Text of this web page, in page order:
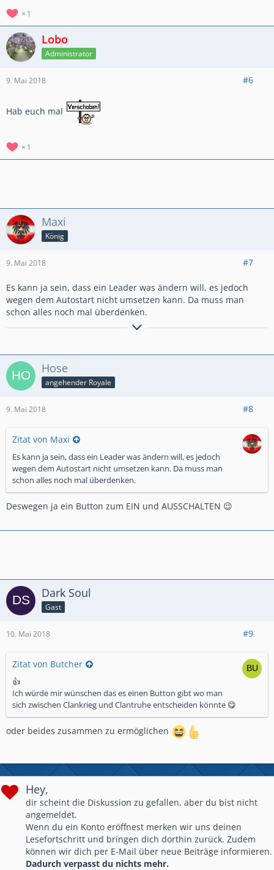
1
Lobo
Administrator
9. Mai 2018 #6
Hab euch mal
1
Maxi
König
9. Mai 2018 #7
Es kann ja sein, dass ein Leader was ändern will, es jedoch
wegen dem Autostart nicht umsetzen kann. Da muss man
schon alles noch mal überdenken.
Stehe euch im Forum für Fragen zur Verfügung
Termine für Gespräche muss ich allerdings zuerst mit meiner
Couch vereinbaren, vielleicht haben wir schon was vor
Hose
angehender Royale
9. Mai 2018 #8
Zitat von Maxi
Es kann ja sein, dass ein Leader was ändern will, es jedoch
wegen dem Autostart nicht umsetzen kann. Da muss man
schon alles noch mal überdenken.
Deswegen ja ein Button zum EIN und AUSSCHALTEN 😉
Dark Soul
Gast
10. Mai 2018 #9
Zitat von Butcher
👍
Ich würde mir wünschen das es einen Button gibt wo man
sich zwischen Clankrieg und Clantruhe entscheiden könnte 😋
oder beides zusammen zu ermöglichen
Hey,
dir scheint die Diskussion zu gefallen, aber du bist nicht
angemeldet.
Wenn du ein Konto eröffnest merken wir uns deinen
Lesefortschritt und bringen dich dorthin zurück. Zudem
können wir dich per E-Mail über neue Beiträge informieren.
Dadurch verpasst du nichts mehr.